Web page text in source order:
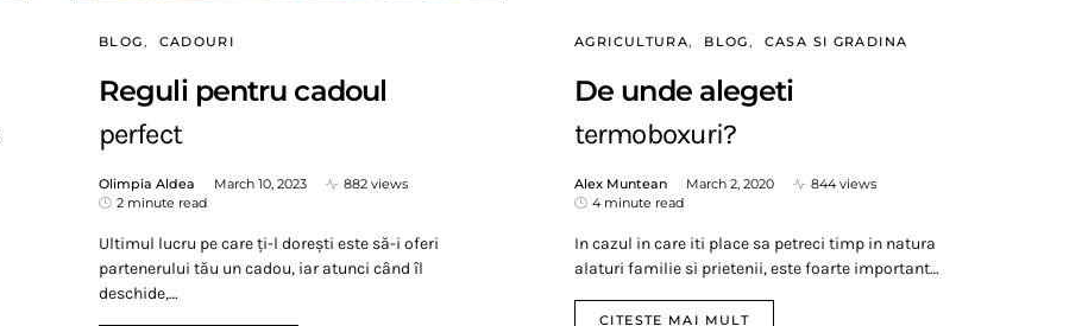
BLOG CADOURI
Reguli pentru cadoul
perfect
Olimpia Aldea March 10, 2023
882 views
2 minute read
Ultimul lucru pe care ți-l dorești este să-i oferi
partenerului tău un cadou, iar atunci când îl
deschide,…
AGRICULTURA BLOG CASA SI GRADINA
De unde alegeti
termoboxuri?
Alex Muntean March 2, 2020
844 views
4 minute read
In cazul in care iti place sa petreci timp in natura
alaturi familie si prietenii, este foarte important…
CITESTE MAI MULT